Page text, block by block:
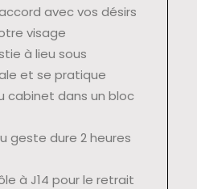
avec vos désirs
visage
à lieu sous
et se pratique
cabinet dans un bloc
geste dure 2 heures
à J14 pour le retrait